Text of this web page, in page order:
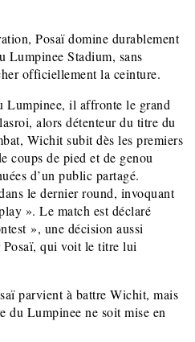
Posaï domine durablement
Lumpinee Stadium, sans
officiellement la ceinture.
Lumpinee, il affronte le grand
alors détenteur du titre du
Wichit subit dès les premiers
coups de pied et de genou
d’un public partagé.
le dernier round, invoquant
». Le match est déclaré
», une décision aussi
Posaï, qui voit le titre lui
parvient à battre Wichit, mais
du Lumpinee ne soit mise en